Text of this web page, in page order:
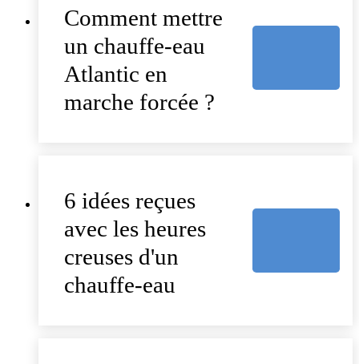
Comment mettre
un chauffe-eau
Atlantic en
marche forcée ?
6 idées reçues
avec les heures
creuses d'un
chauffe-eau